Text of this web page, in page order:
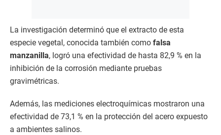
La investigación determinó que el extracto de esta
especie vegetal, conocida también como falsa
manzanilla, logró una efectividad de hasta 82,9 % en la
inhibición de la corrosión mediante pruebas
gravimétricas.
Además, las mediciones electroquímicas mostraron una
efectividad de 73,1 % en la protección del acero expuesto
a ambientes salinos.